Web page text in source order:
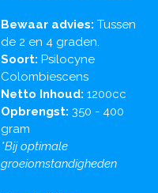
Bewaar advies: Tussen
de 2 en 4 graden.
Soort: Psilocyne
Colombiescens
Netto Inhoud: 1200cc
Opbrengst: 350 - 400
gram
*Bij optimale
groeiomstandigheden